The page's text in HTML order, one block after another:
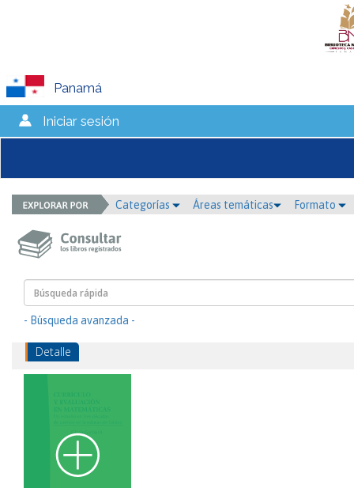
Panamá
Iniciar sesión
Categorías Áreas temáticas Formato
- Búsqueda avanzada -
Detalle